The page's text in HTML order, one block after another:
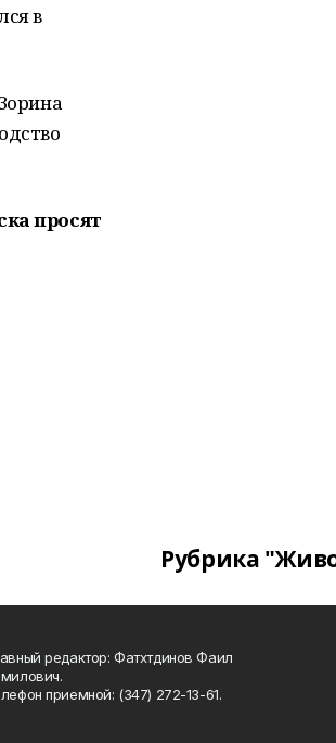
в
просят
Рубрика
редактор: Фатхтдинов Фаил
приемной: (347) 272-13-61.